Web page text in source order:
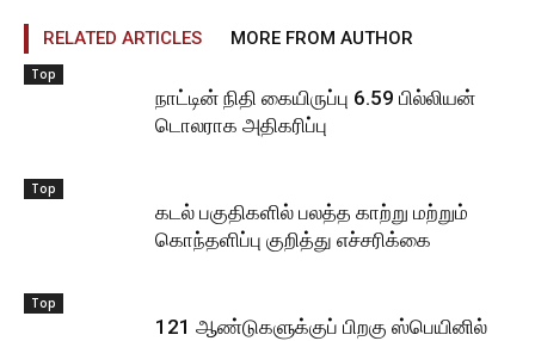
RELATED ARTICLES MORE FROM AUTHOR
Top
நாட்டின் நிதி கையிருப்பு 6.59 பில்லியன்
டொலராக அதிகரிப்பு
Top
கடல் பகுதிகளில் பலத்த காற்று மற்றும்
கொந்தளிப்பு குறித்து எச்சரிக்கை
Top
121 ஆண்டுகளுக்குப் பிறகு ஸ்பெயினில்